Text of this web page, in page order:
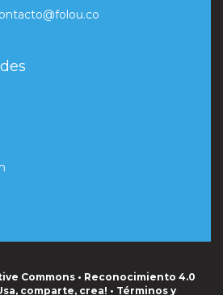
Commons • Reconocimiento 4.0
comparte, crea! • Términos y